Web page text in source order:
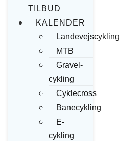
TILBUD
KALENDER
Landevejscykling
MTB
Gravel-
cykling
Cyklecross
Banecykling
E-
cykling